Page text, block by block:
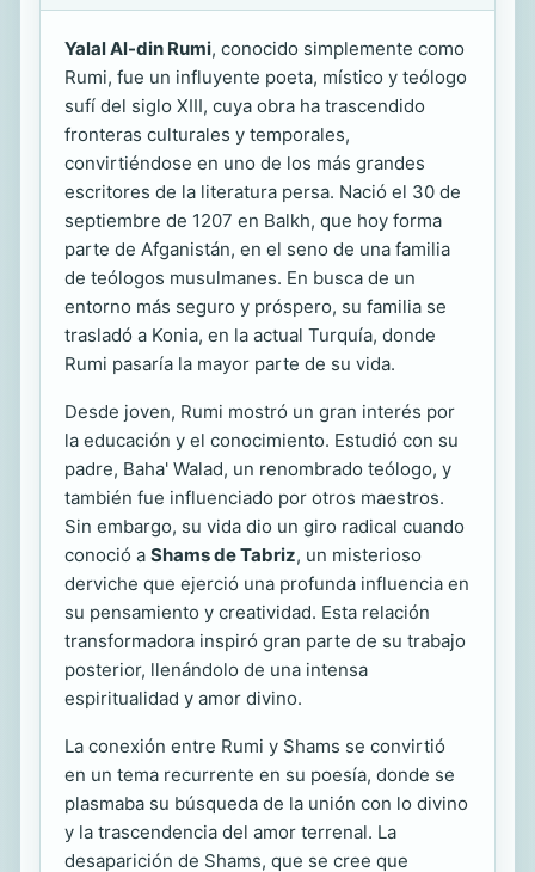
Yalal Al-din Rumi, conocido simplemente como
Rumi, fue un influyente poeta, místico y teólogo
sufí del siglo XIII, cuya obra ha trascendido
fronteras culturales y temporales,
convirtiéndose en uno de los más grandes
escritores de la literatura persa. Nació el 30 de
septiembre de 1207 en Balkh, que hoy forma
parte de Afganistán, en el seno de una familia
de teólogos musulmanes. En busca de un
entorno más seguro y próspero, su familia se
trasladó a Konia, en la actual Turquía, donde
Rumi pasaría la mayor parte de su vida.
Desde joven, Rumi mostró un gran interés por
la educación y el conocimiento. Estudió con su
padre, Baha' Walad, un renombrado teólogo, y
también fue influenciado por otros maestros.
Sin embargo, su vida dio un giro radical cuando
conoció a Shams de Tabriz, un misterioso
derviche que ejerció una profunda influencia en
su pensamiento y creatividad. Esta relación
transformadora inspiró gran parte de su trabajo
posterior, llenándolo de una intensa
espiritualidad y amor divino.
La conexión entre Rumi y Shams se convirtió
en un tema recurrente en su poesía, donde se
plasmaba su búsqueda de la unión con lo divino
y la trascendencia del amor terrenal. La
desaparición de Shams, que se cree que